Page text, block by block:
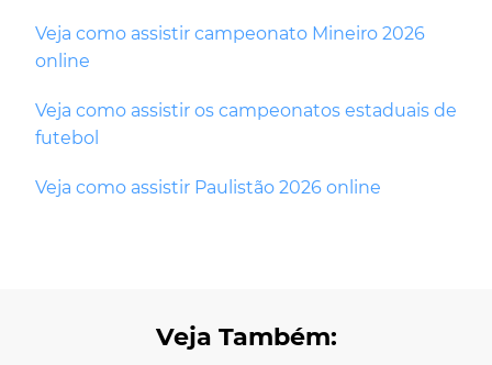
Veja como assistir campeonato Mineiro 2026
online
Veja como assistir os campeonatos estaduais de
futebol
Veja como assistir Paulistão 2026 online
Veja Também: